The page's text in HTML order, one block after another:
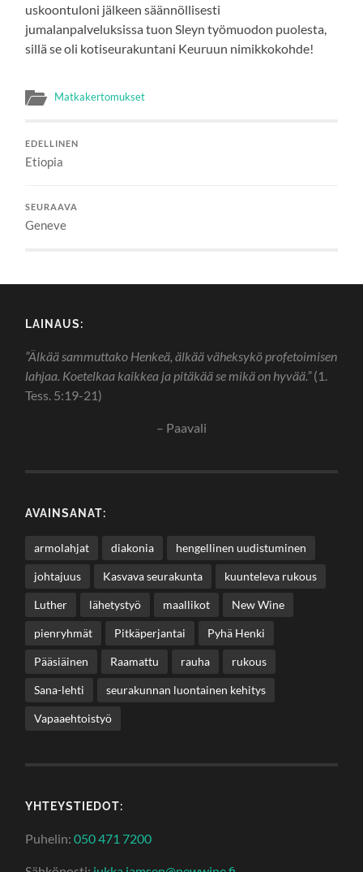
uskoontuloni jälkeen säännöllisesti
jumalanpalveluksissa tuon Sleyn työmuodon puolesta,
sillä se oli kotiseurakuntani Keuruun nimikkokohde!
Matkakertomukset
EDELLINEN
Etiopia
SEURAAVA
Geneve
LAINAUS:
”Älkää sammuttako Henkeä, älkää väheksykö profetoimisen
lahjaa. Koetelkaa kaikkea ja pitäkää se mikä on hyvää.”(1.
Tess. 5:19-21)
– Paavali
AVAINSANAT:
armolahjat diakonia hengellinen uudistuminen
johtajuus Kasvava seurakunta kuunteleva rukous
Luther lähetystyö maallikot New Wine
pienryhmät Pitkäperjantai Pyhä Henki
Pääsiäinen Raamattu rauha rukous
Sana-lehti seurakunnan luontainen kehitys
Vapaaehtoistyö
YHTEYSTIEDOT:
Puhelin:050 471 7200